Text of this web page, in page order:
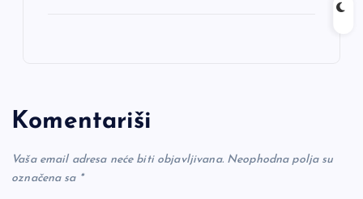
Komentariši
Vaša email adresa neće biti objavljivana. Neophodna polja su
označena sa *